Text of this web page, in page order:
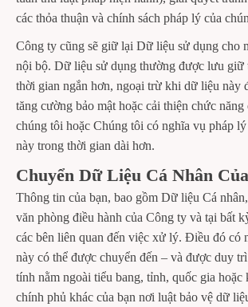
các thỏa thuận và chính sách pháp lý của
Công ty cũng sẽ giữ lại Dữ liệu sử dụng cho
nội bộ. Dữ liệu sử dụng thường được lưu giữ
thời gian ngắn hơn, ngoại trừ khi dữ liệu này
tăng cường bảo mật hoặc cải thiện chức
chúng tôi hoặc Chúng tôi có nghĩa vụ pháp
này trong thời gian dài hơn.
Chuyển Dữ Liệu Cá Nhân
Thông tin của bạn, bao gồm Dữ liệu Cá
văn phòng điều hành của Công ty và tại bất
các bên liên quan đến việc xử lý. Điều đó có
này có thể được chuyển đến – và được duy
tính nằm ngoài tiểu bang, tỉnh, quốc gia hoặc
chính phủ khác của bạn nơi luật bảo vệ dữ